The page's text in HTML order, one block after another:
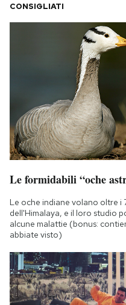
CONSIGLIATI
Le formidabili “oche
Le oche indiane volano oltre i
dell'Himalaya, e il loro studio
alcune malattie (bonus:
abbiate visto)